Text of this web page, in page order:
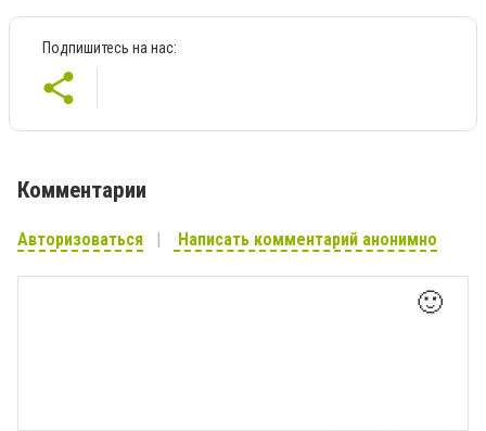
Подпишитесь на нас:
Комментарии
Авторизоваться Написать комментарий анонимно
🙂